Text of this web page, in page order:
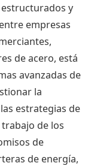
y
empresas
de acero, está
avanzadas de
la
estrategias de
de los
de
de energía,